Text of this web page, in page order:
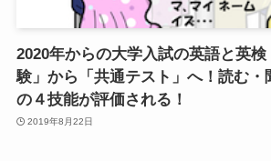
2020年からの大学入試の英語と英
験」から「共通テスト」へ！読む・
の４技能が評価される！
2019年8月22日